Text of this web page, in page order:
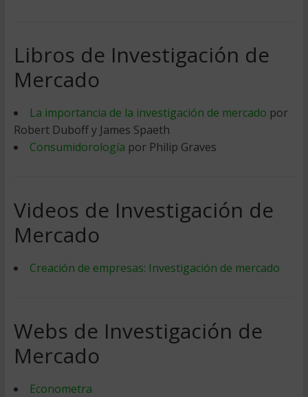
Libros de Investigación de
Mercado
La importancia de la investigación de mercado por
Robert Duboff y James Spaeth
Consumidorología por Philip Graves
Videos de Investigación de
Mercado
Creación de empresas: Investigación de mercado
Webs de Investigación de
Mercado
Econometra